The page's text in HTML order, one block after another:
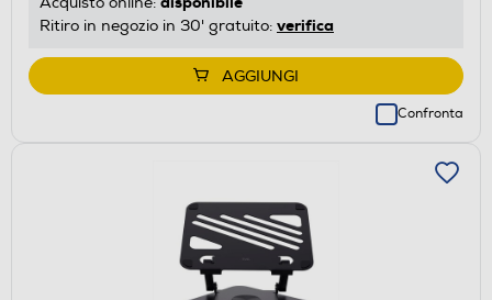
Ritiro in negozio in 30' gratuito: verifica
AGGIUNGI
Confronta